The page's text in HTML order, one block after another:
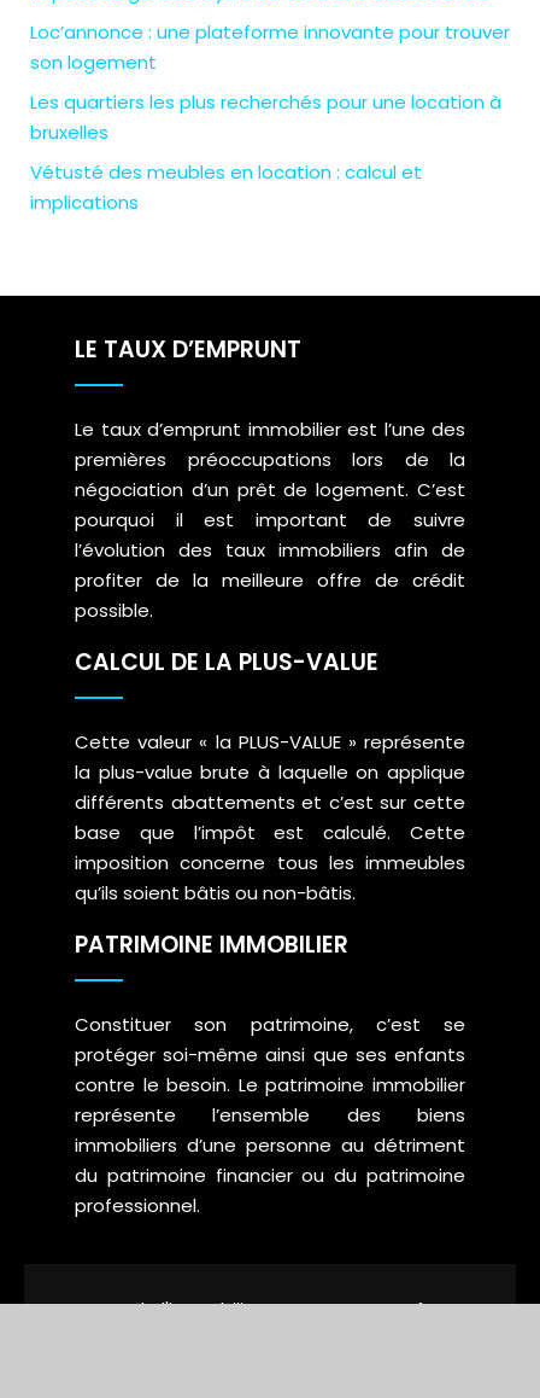
Loc’annonce : une plateforme innovante pour trouver
son logement
Les quartiers les plus recherchés pour une location à
bruxelles
Vétusté des meubles en location : calcul et
implications
LE TAUX D’EMPRUNT
Le taux d’emprunt immobilier est l’une des
premières préoccupations lors de la
négociation d’un prêt de logement. C’est
pourquoi il est important de suivre
l’évolution des taux immobiliers afin de
profiter de la meilleure offre de crédit
possible.
CALCUL DE LA PLUS-VALUE
Cette valeur « la PLUS-VALUE » représente
la plus-value brute à laquelle on applique
différents abattements et c’est sur cette
base que l’impôt est calculé. Cette
imposition concerne tous les immeubles
qu’ils soient bâtis ou non-bâtis.
PATRIMOINE IMMOBILIER
Constituer son patrimoine, c’est se
protéger soi-même ainsi que ses enfants
contre le besoin. Le patrimoine immobilier
représente l’ensemble des biens
immobiliers d’une personne au détriment
du patrimoine financier ou du patrimoine
professionnel.
Le secteur de l'immobilier sous toutes ses facettes !